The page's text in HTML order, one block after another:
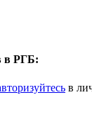
в РГБ:
в